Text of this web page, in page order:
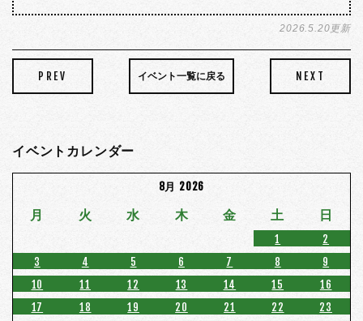
2026.5.20更新
PREV NEXT
イベント一覧に戻る
イベントカレンダー
8月 2026
月 火 水 木 金 土 日
1
2
3
4 5 6 7 8
9
10
11 12 13 14 15
16
17
18 19 20 21 22
23